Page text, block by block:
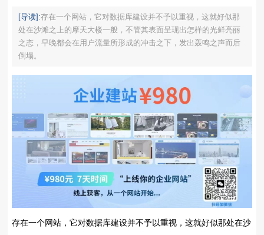
[导读]:存在一个网站，它对数据库建设并不予以重视，这就好似那
处在沙滩之上的摩天大楼一般，不管其表面呈现出怎样的光鲜亮丽
之态，早晚都会在用户流量所形成的冲击之下，发出轰鸣之声而后
倒塌。
存在一个网站，它对数据库建设并不予以重视，这就好似那处在沙